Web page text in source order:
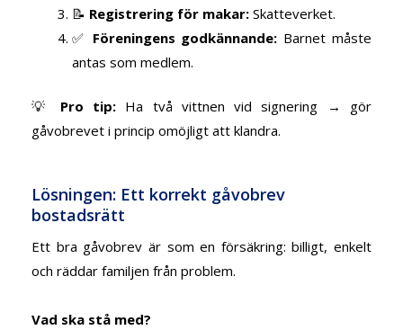
📝 Registrering för makar: Skatteverket.
✅ Föreningens godkännande: Barnet måste
antas som medlem.
💡 Pro tip:Ha två vittnen vid signering → gör
gåvobrevet i princip omöjligt att klandra.
Lösningen: Ett korrekt gåvobrev
bostadsrätt
Ett bra gåvobrev är som en försäkring: billigt, enkelt
och räddar familjen från problem.
Vad ska stå med?